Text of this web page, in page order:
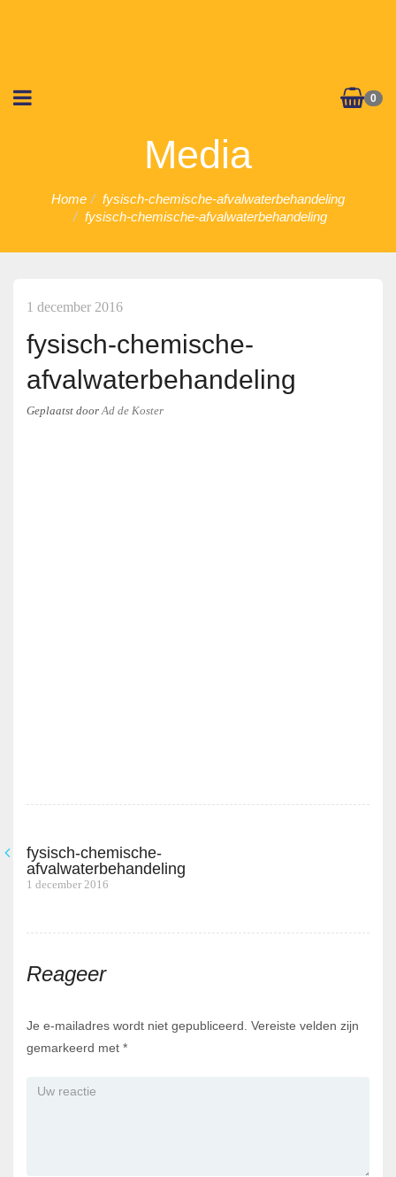
0
Media
Home
fysisch-chemische-afvalwaterbehandeling
fysisch-chemische-afvalwaterbehandeling
1 december 2016
fysisch-chemische-
afvalwaterbehandeling
Geplaatst doorAd de Koster
Bericht
navigatie
fysisch-chemische-
afvalwaterbehandeling
Previous
1 december 2016
Reageer
Je e-mailadres wordt niet gepubliceerd. Vereiste velden zijn
gemarkeerd met *